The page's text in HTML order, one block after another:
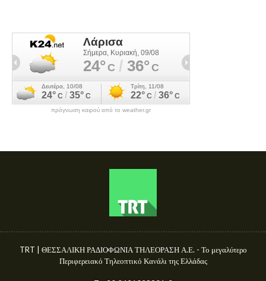
πρόγνωση καιρού από το weather.gr
TRT | ΘΕΣΣΑΛΙΚΗ ΡΑΔΙΟΦΩΝΙΑ ΤΗΛΕΟΡΑΣΗ Α.Ε. - Το μεγαλύτερο
Περιφερειακό Τηλεοπτικό Κανάλι της Ελλάδας